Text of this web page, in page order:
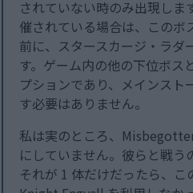
されていない時のみ出現しま
催されている場合は、このボ
前に、スタースカージ・ラダ
す。ゲーム内の他の下位ボス
プションであり、メインスト
す必要はありません。
私は実のところ、
にしていません。彼らと戦う
それが 1 体だけだったら、こ